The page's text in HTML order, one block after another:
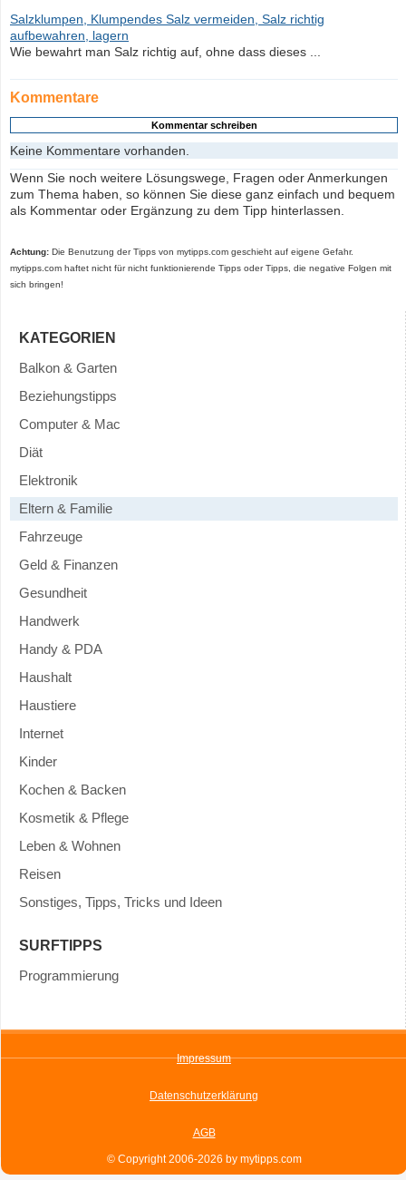
Salzklumpen, Klumpendes Salz vermeiden, Salz richtig
aufbewahren, lagern
Wie bewahrt man Salz richtig auf, ohne dass dieses ...
Kommentare
Keine Kommentare vorhanden.
Wenn Sie noch weitere Lösungswege, Fragen oder Anmerkungen
zum Thema haben, so können Sie diese ganz einfach und bequem
als Kommentar oder Ergänzung zu dem Tipp hinterlassen.
Achtung: Die Benutzung der Tipps von mytipps.com geschieht auf eigene Gefahr.
mytipps.com haftet nicht für nicht funktionierende Tipps oder Tipps, die negative Folgen mit
sich bringen!
KATEGORIEN
Balkon & Garten
Beziehungstipps
Computer & Mac
Diät
Elektronik
Eltern & Familie
Fahrzeuge
Geld & Finanzen
Gesundheit
Handwerk
Handy & PDA
Haushalt
Haustiere
Internet
Kinder
Kochen & Backen
Kosmetik & Pflege
Leben & Wohnen
Reisen
Sonstiges, Tipps, Tricks und Ideen
SURFTIPPS
Programmierung
Impressum
Datenschutzerklärung
AGB
© Copyright 2006-2026 by mytipps.com